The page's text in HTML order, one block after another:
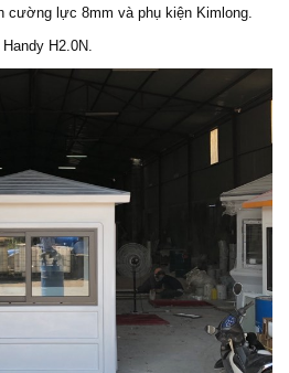
cường lực 8mm và phụ kiện Kimlong.
H2.0N.